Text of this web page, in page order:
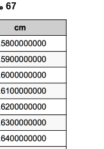
67 مليمتر جدول تحويل